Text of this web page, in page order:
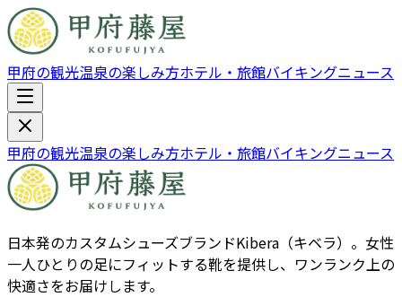
甲府の観光温泉の楽しみ方ホテル・旅館バイキングニュース
甲府の観光温泉の楽しみ方ホテル・旅館バイキングニュース
日本発のカスタムシューズブランドKibera（キベラ）。女性
一人ひとりの足にフィットする靴を提供し、ワンランク上の
快適さをお届けします。